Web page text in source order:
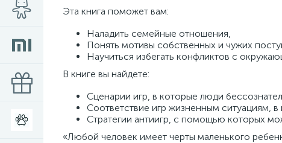
Эта книга поможет вам:
Наладить семейные отношения,
Понять мотивы собственных и чужих
Научиться избегать конфликтов с
В книге вы найдете:
Сценарии игр, в которые люди
Соответствие игр жизненным ситуациям,
Стратегии антиигр, с помощью которых
«Любой человек имеет черты маленького